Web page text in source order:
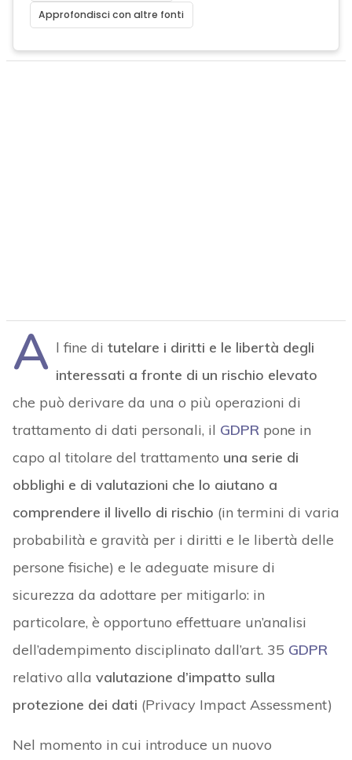
Approfondisci con altre fonti
A l fine di tutelare i diritti e le libertà degli
interessati a fronte di un rischio elevato
che può derivare da una o più operazioni di
trattamento di dati personali, il GDPRpone in
capo al titolare del trattamento una serie di
obblighi e di valutazioni che lo aiutano a
comprendere il livello di rischio (in termini di varia
probabilità e gravità per i diritti e le libertà delle
persone fisiche) e le adeguate misure di
sicurezza da adottare per mitigarlo: in
particolare, è opportuno effettuare un’analisi
dell’adempimento disciplinato dall’art. 35 GDPR
relativo alla valutazione d’impatto sulla
protezione dei dati (Privacy Impact Assessment)
Nel momento in cui introduce un nuovo